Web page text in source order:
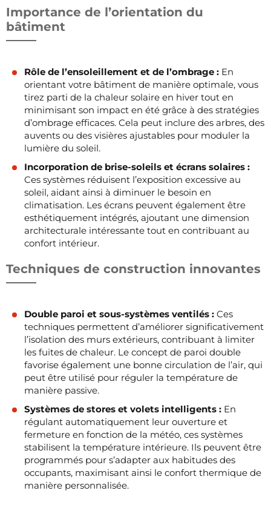
Importance de l’orientation du
bâtiment
Rôle de l’ensoleillement et de l’ombrage : En
orientant votre bâtiment de manière optimale, vous
tirez parti de la chaleur solaire en hiver tout en
minimisant son impact en été grâce à des stratégies
d’ombrage efficaces. Cela peut inclure des arbres, des
auvents ou des visières ajustables pour moduler la
lumière du soleil.
Incorporation de brise-soleils et écrans solaires :
Ces systèmes réduisent l’exposition excessive au
soleil, aidant ainsi à diminuer le besoin en
climatisation. Les écrans peuvent également être
esthétiquement intégrés, ajoutant une dimension
architecturale intéressante tout en contribuant au
confort intérieur.
Techniques de construction innovantes
Double paroi et sous-systèmes ventilés : Ces
techniques permettent d’améliorer significativement
l’isolation des murs extérieurs, contribuant à limiter
les fuites de chaleur. Le concept de paroi double
favorise également une bonne circulation de l’air, qui
peut être utilisé pour réguler la température de
manière passive.
Systèmes de stores et volets intelligents : En
régulant automatiquement leur ouverture et
fermeture en fonction de la météo, ces systèmes
stabilisent la température intérieure. Ils peuvent être
programmés pour s’adapter aux habitudes des
occupants, maximisant ainsi le confort thermique de
manière personnalisée.